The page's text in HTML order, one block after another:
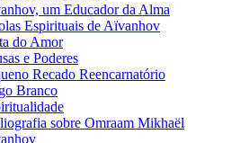
um Educador da Alma
Espirituais de Aïvanhov
do Amor
e Poderes
Recado Reencarnatório
Branco
sobre Omraam Mikhaël